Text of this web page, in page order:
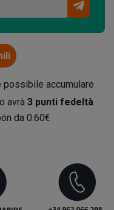
accumulare
avrà 3 punti fedeltà
da 0.60€